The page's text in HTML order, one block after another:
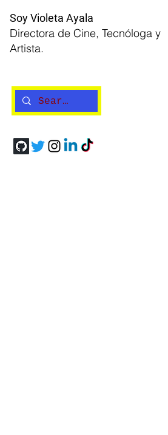
Soy Violeta Ayala
Directora de Cine, Tecnóloga y
Artista.